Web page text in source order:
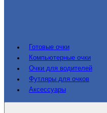
Готовые очки
Компьютерные очки
Очки для водителей
Футляры для очков
Аксессуары